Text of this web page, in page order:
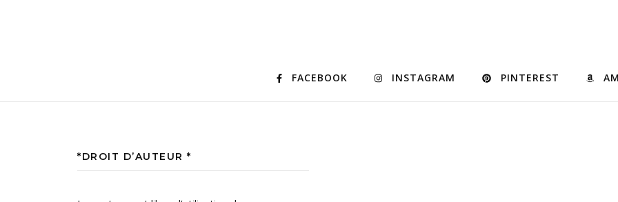
FACEBOOK INSTAGRAM PINTEREST
*DROIT D’AUTEUR *